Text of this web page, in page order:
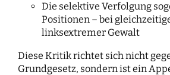
Die selektive Verfolgung
Positionen – bei
linksextremer Gewalt
Diese Kritik richtet sich nicht
Grundgesetz, sondern ist ein